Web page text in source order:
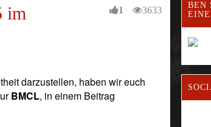
im
3633
1
darzustellen, haben wir euch
BMCL, in einem Beitrag
BEN